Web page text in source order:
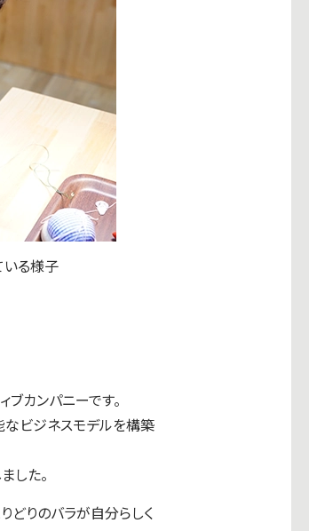
いる様子
カンパニーです。
なビジネスモデルを構築
した。
どりのバラが自分らしく